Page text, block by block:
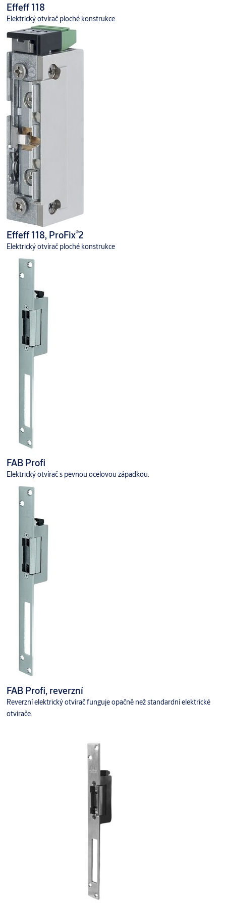
Effeff 118
Elektrický otvírač ploché konstrukce
Effeff 118, ProFix®2
Elektrický otvírač ploché konstrukce
FAB Profi
Elektrický otvírač s pevnou ocelovou západkou.
FAB Profi, reverzní
Reverzní elektrický otvírač funguje opačně než standardní elektrické
otvírače.